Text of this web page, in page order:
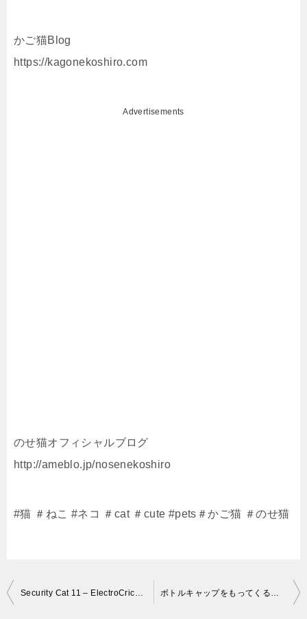
かご猫Blog
https://kagonekoshiro.com
Advertisements
のせ猫オフィシャルブログ
http://ameblo.jp/nosenekoshiro
#猫 ＃ねこ #ネコ ＃cat ＃cute #pets＃かご猫 ＃のせ猫
投
Security Cat 11 – ElectroCricket Kitty ボトルキャップをもってくるネコ/A cat that brings a bottle cap./20210327